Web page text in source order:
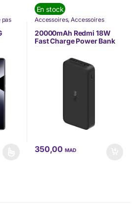
pas
&
de prix : 3.449,00 MAD à 3.949,00
variations. Les options peuvent être
En stock
Accessoires,Accessoires
Mobilité
Bank,TÉLÉPHONIE,Téléphonie
& Tablette, XIAOMI
20000mAh Redmi 18W
Fast Charge Power Bank
350,00MAD